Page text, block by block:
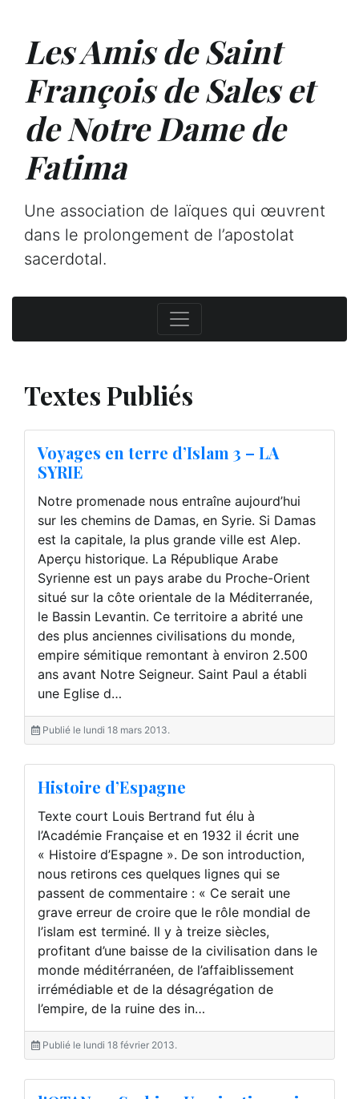
Les Amis de Saint
François de Sales et
de Notre Dame de
Fatima
Une association de laïques qui œuvrent
dans le prolongement de l’apostolat
sacerdotal.
Textes Publiés
Voyages en terre d’Islam 3 – LA
SYRIE
Notre promenade nous entraîne aujourd’hui
sur les chemins de Damas, en Syrie. Si Damas
est la capitale, la plus grande ville est Alep.
Aperçu historique. La République Arabe
Syrienne est un pays arabe du Proche-Orient
situé sur la côte orientale de la Méditerranée,
le Bassin Levantin. Ce territoire a abrité une
des plus anciennes civilisations du monde,
empire sémitique remontant à environ 2.500
ans avant Notre Seigneur. Saint Paul a établi
une Eglise d…
Publié le lundi 18 mars 2013.
Histoire d’Espagne
Texte court Louis Bertrand fut élu à
l’Académie Française et en 1932 il écrit une
« Histoire d’Espagne ». De son introduction,
nous retirons ces quelques lignes qui se
passent de commentaire : « Ce serait une
grave erreur de croire que le rôle mondial de
l’islam est terminé. Il y à treize siècles,
profitant d’une baisse de la civilisation dans le
monde méditérranéen, de l’affaiblissement
irrémédiable et de la désagrégation de
l’empire, de la ruine des in…
Publié le lundi 18 février 2013.